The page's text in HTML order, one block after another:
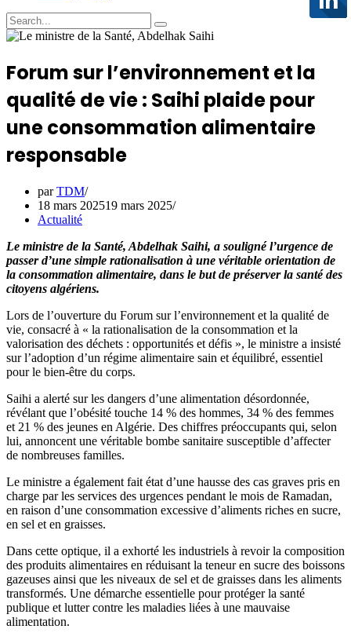
Forum sur l’environnement et la
qualité de vie : Saihi plaide pour
une consommation alimentaire
responsable
parTDM
18 mars 202519 mars 2025
Actualité
Le ministre de la Santé, Abdelhak Saihi, a souligné l’urgence de
passer d’une simple rationalisation à une véritable orientation de
la consommation alimentaire, dans le but de préserver la santé des
citoyens algériens.
Lors de l’ouverture du Forum sur l’environnement et la qualité de
vie, consacré à « la rationalisation de la consommation et la
valorisation des déchets : opportunités et défis », le ministre a insisté
sur l’adoption d’un régime alimentaire sain et équilibré, essentiel
pour le bien-être du corps.
Saihi a alerté sur les dangers d’une alimentation désordonnée,
révélant que l’obésité touche 14 % des hommes, 34 % des femmes
et 21 % des jeunes en Algérie. Des chiffres préoccupants qui, selon
lui, annoncent une véritable bombe sanitaire susceptible d’affecter
de nombreuses familles.
Le ministre a également fait état d’une hausse des cas graves pris en
charge par les services des urgences pendant le mois de Ramadan,
en raison d’une consommation excessive d’aliments riches en sucre,
en sel et en graisses.
Dans cette optique, il a exhorté les industriels à revoir la composition
des produits alimentaires en réduisant la teneur en sucre des boissons
gazeuses ainsi que les niveaux de sel et de graisses dans les aliments
transformés. Une démarche essentielle pour protéger la santé
publique et lutter contre les maladies liées à une mauvaise
alimentation.